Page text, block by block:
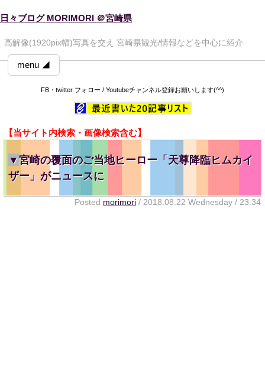
日々ブログ MORIMORI ＠宮崎県
高解像(1920pix幅)写真を交え 宮崎県観光/情報などを中心に紹介
menu ◢
FB・twitter フォロー / Youtubeチャンネル登録お願いします(^^)
【当サイト内検索・画像検索含む】
▼宮崎の覆面のご当地ヒーロー「天尊降臨ヒムカイ
ザー」がニュースに
Posted morimori / 2018.08.22 Wednesday / 23:34